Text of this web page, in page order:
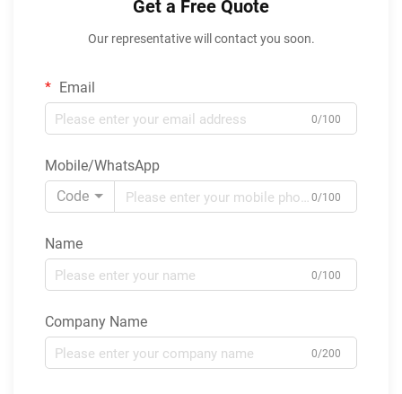
Get a Free Quote
Our representative will contact you soon.
Email
0/100
Mobile/WhatsApp
Code
0/100
Name
0/100
Company Name
0/200